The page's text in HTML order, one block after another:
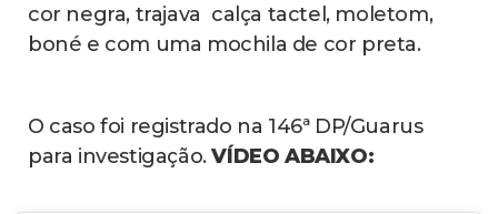
cor negra, trajava calça tactel, moletom,
boné e com uma mochila de cor preta.
O caso foi registrado na 146ª DP/Guarus
para investigação.VÍDEO ABAIXO: